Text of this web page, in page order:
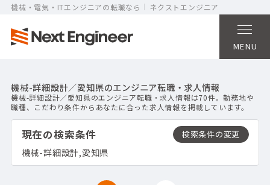
機械・電気・ITエンジニアの転職なら ネクストエンジニア
MENU
機械-詳細設計／愛知県のエンジニア転職・求人情報
機械-詳細設計／愛知県のエンジニア転職・求人情報は70件。勤務地や
職種、こだわり条件からあなたに合った求人情報を掲載しています。
現在の検索条件
機械-詳細設計,愛知県